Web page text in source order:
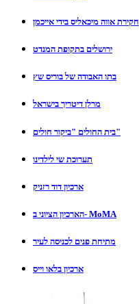
חקירת אווה מיכאליס בידי אייכמן
ירושלים בתקופת המנדט
בתו האבודה של בוריס שץ
מרלן דיטריך בישראל
בית החולים "ביקור חולים"
תערוכת שי לילדינו
ארכיון דוד רזניק
הארכיון הציוני ב- MoMA
מתיחת פנים לכניסה לעיר
ארכיון בלאו וייס